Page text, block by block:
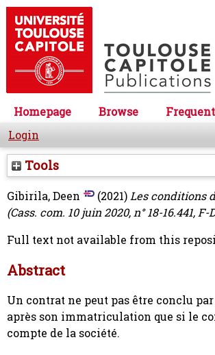
Homepage Browse
Login
Tools
Gibirila, Deen (2021)Les conditions
(Cass. com. 10 juin 2020, n° 18-16.441, F-
Full text not available from this
Abstract
Un contrat ne peut pas être conclu
après son immatriculation que si le
compte de la société.